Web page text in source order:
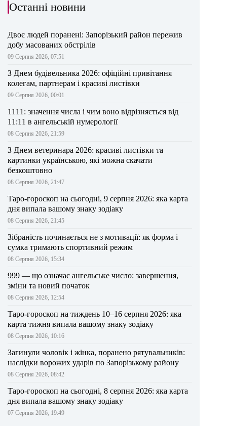
Останні новини
Двоє людей поранені: Запорізький район пережив
добу масованих обстрілів
09 Серпня 2026, 07:51
З Днем будівельника 2026: офіційні привітання
колегам, партнерам і красиві листівки
09 Серпня 2026, 00:01
1111: значення числа і чим воно відрізняється від
11:11 в ангельській нумерології
08 Серпня 2026, 21:59
З Днем ветеринара 2026: красиві листівки та
картинки українською, які можна скачати
безкоштовно
08 Серпня 2026, 21:47
Таро-гороскоп на сьогодні, 9 серпня 2026: яка карта
дня випала вашому знаку зодіаку
08 Серпня 2026, 21:45
Зібраність починається не з мотивації: як форма і
сумка тримають спортивний режим
08 Серпня 2026, 15:34
999 — що означає ангельське число: завершення,
зміни та новий початок
08 Серпня 2026, 12:54
Таро-гороскоп на тиждень 10–16 серпня 2026: яка
карта тижня випала вашому знаку зодіаку
08 Серпня 2026, 10:16
Загинули чоловік і жінка, поранено рятувальників:
наслідки ворожих ударів по Запорізькому району
08 Серпня 2026, 08:42
Таро-гороскоп на сьогодні, 8 серпня 2026: яка карта
дня випала вашому знаку зодіаку
07 Серпня 2026, 19:49